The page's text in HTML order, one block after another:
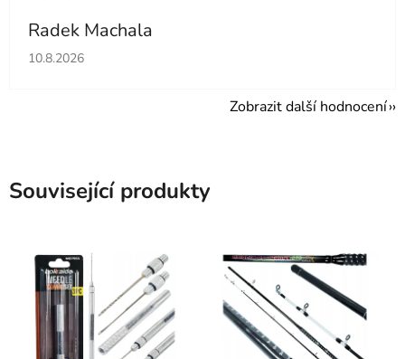
Radek Machala
Hodnocení obchodu je 5 z 5 hvězdiček.
10.8.2026
Zobrazit další hodnocení
Související produkty